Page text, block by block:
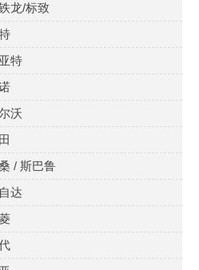
龙/标致
特
沃
/ 斯巴鲁
达